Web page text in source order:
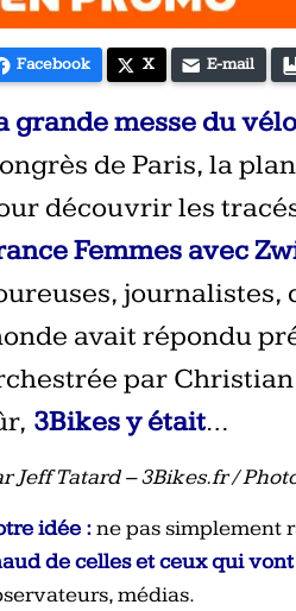
Facebook X E-mail
grande messe du
de Paris, la
découvrir les
Femmes avec
avait répondu
par
3Bikes y était…
Jeff Tatard – 3Bikes.fr /
idée :ne pas simplement
de celles et ceux qui
médias.